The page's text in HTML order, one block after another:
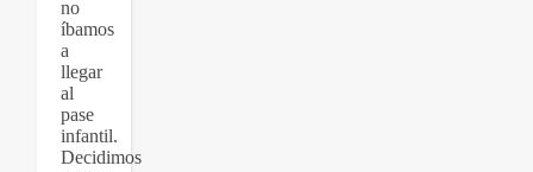
no
íbamos
a
llegar
al
pase
infantil.
Decidimos